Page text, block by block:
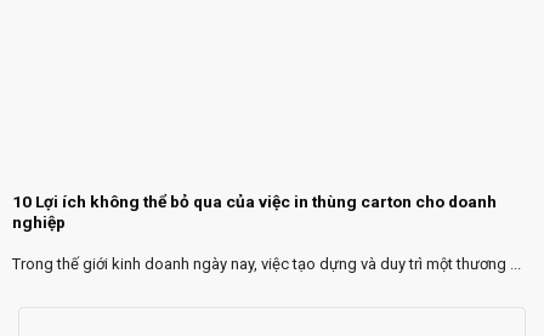
10 Lợi ích không thể bỏ qua của việc in thùng carton cho doanh
nghiệp
Trong thế giới kinh doanh ngày nay, việc tạo dựng và duy trì một thương ...